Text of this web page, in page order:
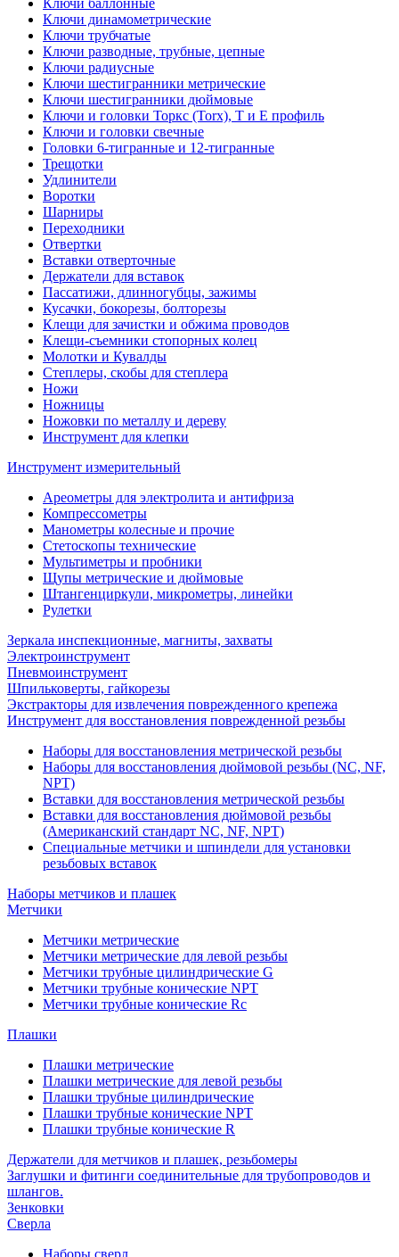
Ключи баллонные
Ключи динамометрические
Ключи трубчатые
Ключи разводные, трубные, цепные
Ключи радиусные
Ключи шестигранники метрические
Ключи шестигранники дюймовые
Ключи и головки Торкс (Torx), Т и Е профиль
Ключи и головки свечные
Головки 6-тигранные и 12-тигранные
Трещотки
Удлинители
Воротки
Шарниры
Переходники
Отвертки
Вставки отверточные
Держатели для вставок
Пассатижи, длинногубцы, зажимы
Кусачки, бокорезы, болторезы
Клещи для зачистки и обжима проводов
Клещи-съемники стопорных колец
Молотки и Кувалды
Степлеры, скобы для степлера
Ножи
Ножницы
Ножовки по металлу и дереву
Инструмент для клепки
Инструмент измерительный
Ареометры для электролита и антифриза
Компрессометры
Манометры колесные и прочие
Стетоскопы технические
Мультиметры и пробники
Щупы метрические и дюймовые
Штангенциркули, микрометры, линейки
Рулетки
Зеркала инспекционные, магниты, захваты
Электроинструмент
Пневмоинструмент
Шпильковерты, гайкорезы
Экстракторы для извлечения поврежденного крепежа
Инструмент для восстановления поврежденной резьбы
Наборы для восстановления метрической резьбы
Наборы для восстановления дюймовой резьбы (NC, NF,
NPT)
Вставки для восстановления метрической резьбы
Вставки для восстановления дюймовой резьбы
(Американский стандарт NC, NF, NPT)
Специальные метчики и шпиндели для установки
резьбовых вставок
Наборы метчиков и плашек
Метчики
Метчики метрические
Метчики метрические для левой резьбы
Метчики трубные цилиндрические G
Метчики трубные конические NPT
Метчики трубные конические Rc
Плашки
Плашки метрические
Плашки метрические для левой резьбы
Плашки трубные цилиндрические
Плашки трубные конические NPT
Плашки трубные конические R
Держатели для метчиков и плашек, резьбомеры
Заглушки и фитинги соединительные для трубопроводов и
шлангов.
Зенковки
Сверла